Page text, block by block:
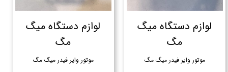
لوازم دستگاه میگ
مگ
موتور وایر فیدر میگ مگ
لوازم دستگاه میگ
مگ
موتور وایر فیدر میگ مگ